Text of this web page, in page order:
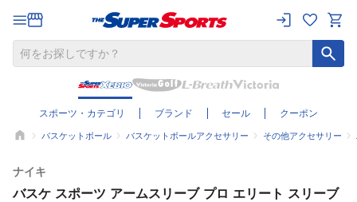
スポーツ・カテゴリ ブランド セール クーポン
バスケットボール バスケットボールアクセサリー その他アクセサリー
ナイキ
バスケ スポーツ アームスリーブ プロ エリート スリーブ